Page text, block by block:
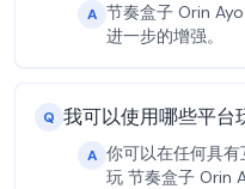
A 节奏盒子 Orin
进一步的增强。
Q 我可以使用哪些平台
A 你可以在任何具
玩 节奏盒子 Orin